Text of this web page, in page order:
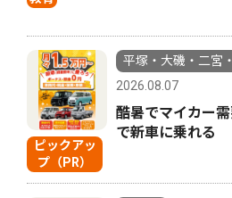
ピックアッ
プ（PR）
平塚・大磯・二宮
2026.08.07
酷暑でマイカー
で新車に乗れる